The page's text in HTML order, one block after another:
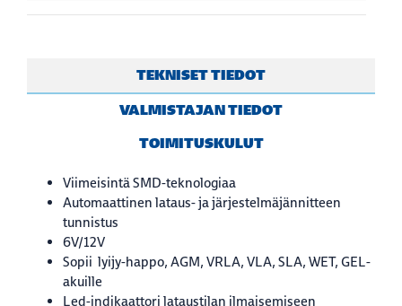
TEKNISET TIEDOT
VALMISTAJAN TIEDOT
TOIMITUSKULUT
Viimeisintä SMD-teknologiaa
Automaattinen lataus- ja järjestelmäjännitteen
tunnistus
6V/12V
Sopii lyijy-happo, AGM, VRLA, VLA, SLA, WET, GEL-
akuille
Led-indikaattori lataustilan ilmaisemiseen